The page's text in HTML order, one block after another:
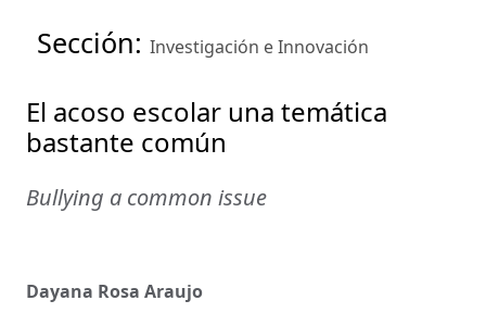
Sección: Investigación e Innovación
El acoso escolar una temática
bastante común
Bullying a common issue
Dayana Rosa Araujo